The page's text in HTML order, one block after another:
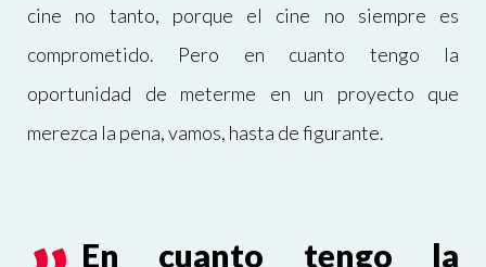
cine no tanto, porque el cine no siempre es
comprometido. Pero en cuanto tengo la
oportunidad de meterme en un proyecto que
merezca la pena, vamos, hasta de figurante.
En cuanto tengo la